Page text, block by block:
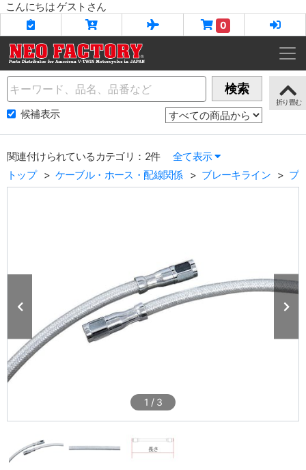
こんにちは ゲストさん
0
Name 検索
候補表示
関連付けられているカテゴリ：2件
全て表示
トップ
ケーブル・ホース・配線関係 ブレーキライン プ
1 / 3